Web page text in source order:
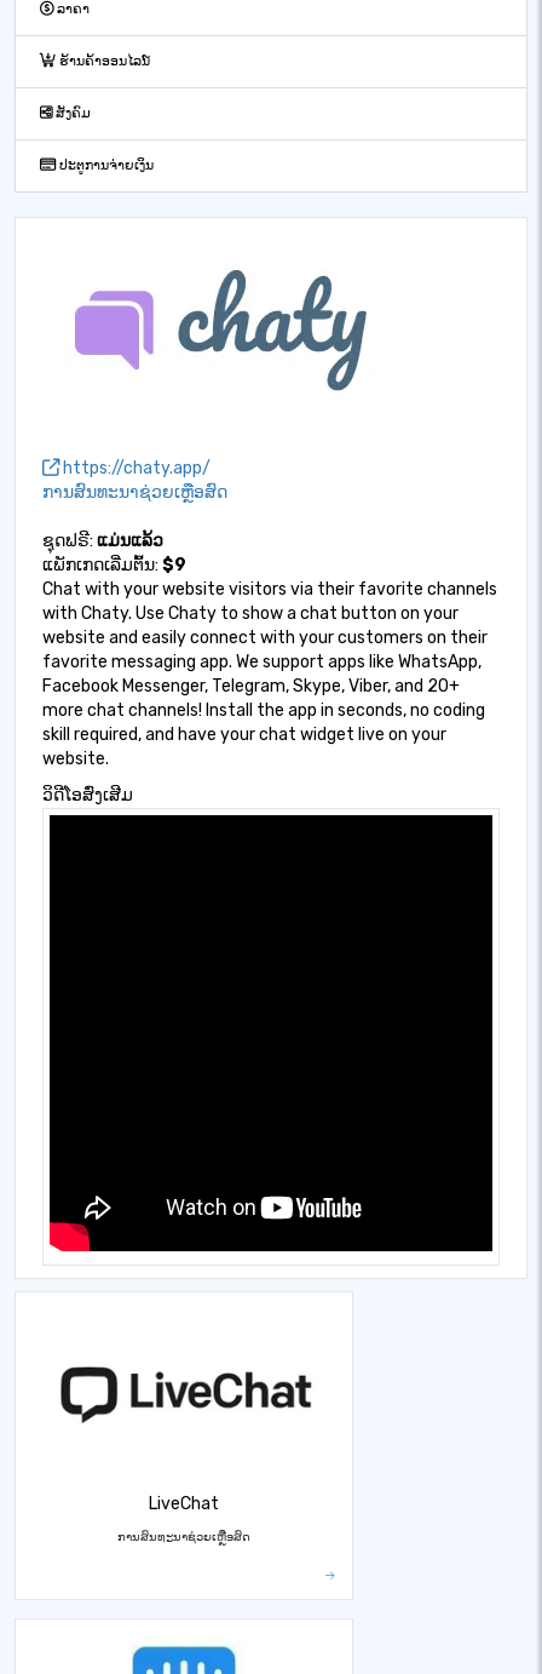
ລາຄາ
ຮ້ານຄ້າອອນໄລນ໌
ສັງຄົມ
ປະຕູການຈ່າຍເງິນ
https://chaty.app/
ການສົນທະນາຊ່ວຍເຫຼືອສົດ
ຊຸດຟຣີ: ແມ່ນແລ້ວ
ແພັກເກດເລີ່ມຕົ້ນ: $9
Chat with your website visitors via their favorite channels
with Chaty. Use Chaty to show a chat button on your
website and easily connect with your customers on their
favorite messaging app. We support apps like WhatsApp,
Facebook Messenger, Telegram, Skype, Viber, and 20+
more chat channels! Install the app in seconds, no coding
skill required, and have your chat widget live on your
website.
ວິດີໂອສົ່ງເສີມ
LiveChat
ການສົນທະນາຊ່ວຍເຫຼືອສົດ